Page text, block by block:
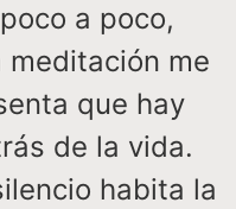
a poco,
meditación me
que hay
de la vida.
habita la